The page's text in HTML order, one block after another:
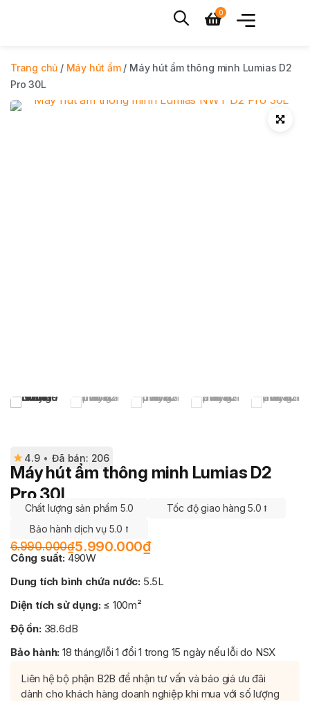
Trang chủ / Máy hút ẩm/ Máy hút ẩm thông minh Lumias D2
Pro 30L
4.9 • Đã bán: 206
Máy hút ẩm thông minh Lumias D2
Pro 30L
Chất lượng sản phẩm 5.0
Tốc độ giao hàng 5.0 ⭡
Bảo hành dịch vụ 5.0 ⭡
6.990.000₫5.990.000₫
Công suất: 490W
Dung tích bình chứa nước: 5.5L
Diện tích sử dụng: ≤ 100m²
Độ ồn:38.6dB
Bảo hành: 18 tháng/lỗi 1 đổi 1 trong 15 ngày nếu lỗi do NSX
Liên hệ bộ phận B2B để nhận tư vấn và báo giá ưu đãi
dành cho khách hàng doanh nghiệp khi mua với số lượng